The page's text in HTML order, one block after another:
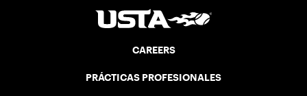
CAREERS
PRÁCTICAS PROFESIONALES